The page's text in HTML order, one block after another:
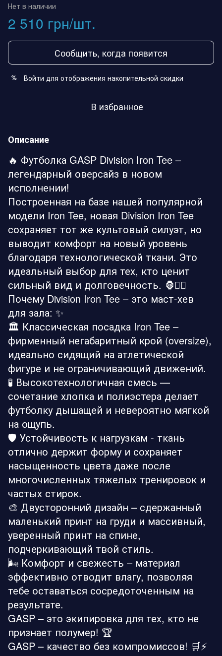
Нет в наличии
2 510 грн/шт.
Сообщить, когда появится
% Войти для отображения накопительной скидки
В избранное
Описание
🔥 Футболка GASP Division Iron Tee –
легендарный оверсайз в новом
исполнении!
Построенная на базе нашей популярной
модели Iron Tee, новая Division Iron Tee
сохраняет тот же культовый силуэт, но
выводит комфорт на новый уровень
благодаря технологической ткани. Это
идеальный выбор для тех, кто ценит
сильный вид и долговечность. 🦍🏋️‍♂️
Почему Division Iron Tee – это маст-хев
для зала: ✨
🏛️ Классическая посадка Iron Tee –
фирменный негабаритный крой (oversize),
идеально сидящий на атлетической
фигуре и не ограничивающий движений.
🧪 Высокотехнологичная смесь —
сочетание хлопка и полиэстера делает
футболку дышащей и невероятно мягкой
на ощупь.
🛡️ Устойчивость к нагрузкам - ткань
отлично держит форму и сохраняет
насыщенность цвета даже после
многочисленных тяжелых тренировок и
частых стирок.
🎨 Двусторонний дизайн – сдержанный
маленький принт на груди и массивный,
уверенный принт на спине,
подчеркивающий твой стиль.
🌬️ Комфорт и свежесть – материал
эффективно отводит влагу, позволяя
тебе оставаться сосредоточенным на
результате.
GASP – это экипировка для тех, кто не
признает полумер! 🏆
GASP – качество без компромиссов! 🛒⚡️